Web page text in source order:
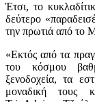
Έτσι, το
δεύτερο
την πρωτιά από το
«Εκτός από τα
του κόσμου
ξενοδοχεία, τα
μοναδική τους